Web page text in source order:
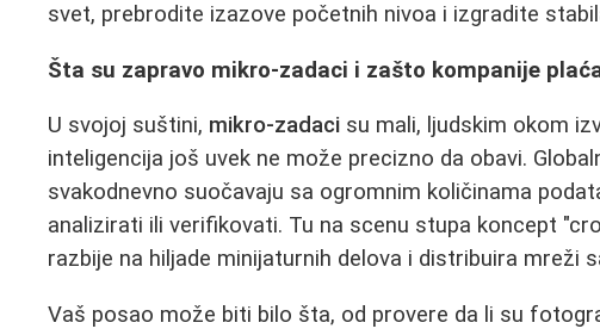
svet, prebrodite izazove početnih nivoa i izgradite
Šta su zapravo mikro-zadaci i zašto kompanije
U svojoj suštini, mikro-zadaci su mali, ljudskim okom
inteligencija još uvek ne može precizno da obavi.
svakodnevno suočavaju sa ogromnim količinama
analizirati ili verifikovati. Tu na scenu stupa koncept
razbije na hiljade minijaturnih delova i distribuira mreži
Vaš posao može biti bilo šta, od provere da li su